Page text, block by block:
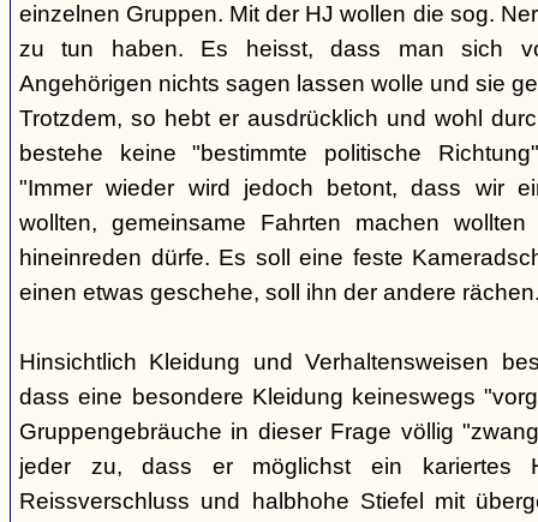
einzelnen Gruppen. Mit der HJ wollen die sog.
zu tun haben. Es heisst, dass man sich
Angehörigen nichts sagen lassen wolle und sie
Trotzdem, so hebt er ausdrücklich und wohl
bestehe keine "bestimmte politische
"Immer wieder wird jedoch betont, dass wir
wollten, gemeinsame Fahrten machen
hineinreden dürfe. Es soll eine feste
einen etwas geschehe, soll ihn der andere
Hinsichtlich Kleidung und Verhaltensweisen
dass eine besondere Kleidung keineswegs
Gruppengebräuche in dieser Frage völlig
jeder zu, dass er möglichst ein kariertes
Reissverschluss und halbhohe Stiefel mit